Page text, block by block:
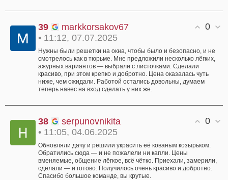
0
39
markkorsakov67
• 11:12, 07.07.2025
Нужны были решетки на окна, чтобы было и безопасно, и не
смотрелось как в тюрьме. Мне предложили несколько лёгких,
ажурных вариантов — выбрали с листочками. Сделали
красиво, при этом крепко и добротно. Цена оказалась чуть
ниже, чем ожидали. Работой остались довольны, думаем
теперь навес на вход сделать у них же.
0
38
serpunovnikita
• 11:05, 04.06.2025
Обновляли дачу и решили украсить её кованым козырьком.
Обратились сюда — и не пожалели ни капли. Цены
вменяемые, общение лёгкое, всё чётко. Приехали, замерили,
сделали — и готово. Получилось очень красиво и добротно.
Спасибо большое команде, вы крутые.